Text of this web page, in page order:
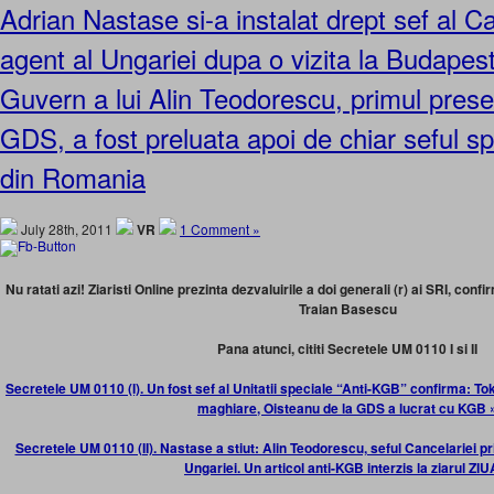
Adrian Nastase si-a instalat drept sef al
agent al Ungariei dupa o vizita la
Guvern a lui Alin Teodorescu, primul
GDS, a fost preluata apoi de chiar seful
din Romania
July 28th, 2011 VR 1 Comment »
Nu ratati azi! Ziaristi Online prezinta dezvaluirile a doi generali (r) ai SRI,
Traian Basescu
Pana atunci, cititi Secretele UM 0110 I si II
Secretele UM 0110 (I). Un fost sef al Unitatii speciale “Anti-KGB” confirma:
maghiare, Oisteanu de la GDS a lucrat cu KGB
Secretele UM 0110 (II). Nastase a stiut: Alin Teodorescu, seful Cancelariei
Ungariei. Un articol anti-KGB interzis la ziarul